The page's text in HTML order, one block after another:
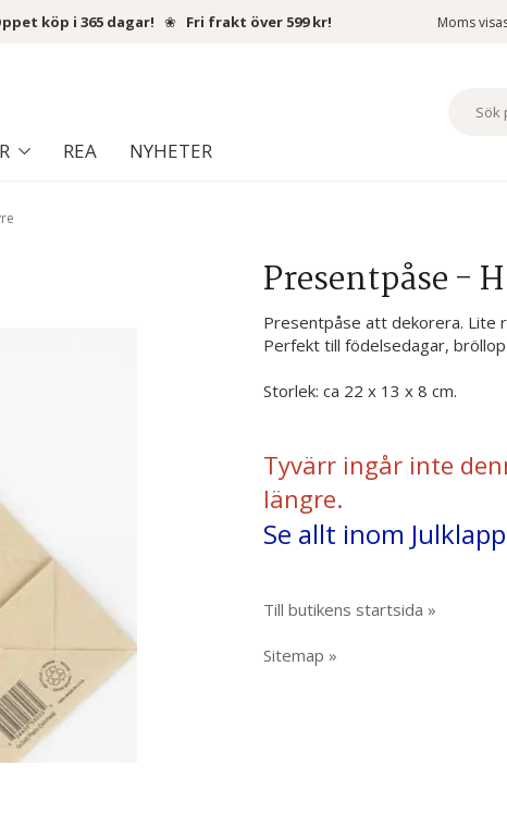
köp i 365 dagar! ❀ Fri frakt över 599 kr! Moms
REA NYHETER
Presentpåse -
Presentpåse att dekorera. Lite
Perfekt till födelsedagar,
Storlek: ca 22 x 13 x 8 cm.
Tyvärr ingår inte
längre.
Se allt inom
Till butikens startsida »
Sitemap »